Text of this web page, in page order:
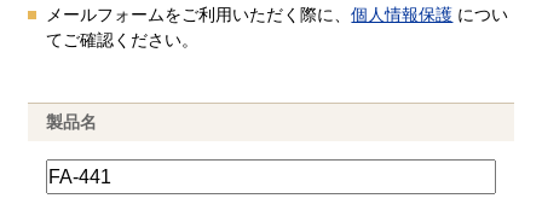
メールフォームをご利用いただく際に、個人情報保護 につい
てご確認ください。
製品名